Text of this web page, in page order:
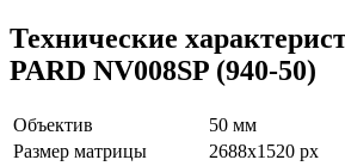
Технические
PARD NV008SP (940-50)
Объектив
50 мм
Размер матрицы
2688x1520 px